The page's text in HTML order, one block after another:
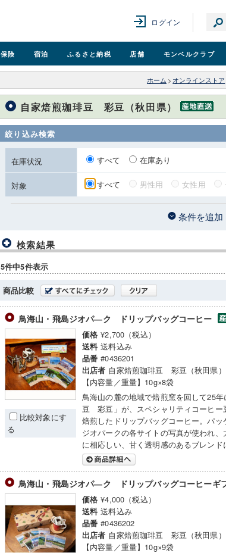
ログイン
保険 宿泊 ふるさと納税 店舗 モンベルクラブ
ホーム > オンラインストア
自家焙煎珈琲豆 彩豆（秋田県）
絞り込み検索
在庫状況 すべて 在庫あり
対象 すべて 男性用 女性用
条件を追加
検索結果
5件中5件表示
商品比較
鳥海山・飛島ジオパ―ク ドリップバッグコーヒー
比較対象にす
る
価格 ¥2,700（税込）
送料 送料込み
品番 #0436201
出店者 自家焙煎珈琲豆 彩豆（秋田県）
【内容量／重量】10g×8袋
鳥海山の麓の地域で焙煎窯を回して25
豆 彩豆」が、スペシャリティコーヒー
焙煎したドリップバッグコーヒー。パ
ジオパークの各サイトの写真が使われ
に相応しい、甘く透明感のあるブレンド
鳥海山・飛島ジオパ―ク ドリップバッグコーヒーギ
価格 ¥4,000（税込）
送料 送料込み
品番 #0436202
出店者 自家焙煎珈琲豆 彩豆（秋田県）
【内容量／重量】10g×9袋